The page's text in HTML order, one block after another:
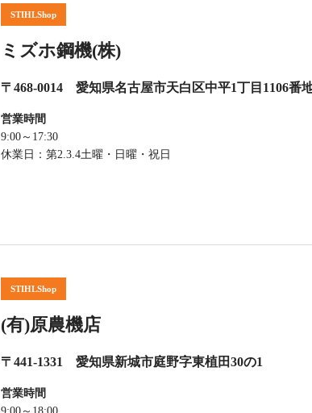
STIHLShop
ミズホ鋼機(株)
〒468-0014 愛知県名古屋市天白区中平1丁目1106番
営業時間
9:00～17:30
休業日：第2.3.4土曜・日曜・祝日
STIHLShop
(有)原農機店
〒441-1331 愛知県新城市庭野字東植田30の1
営業時間